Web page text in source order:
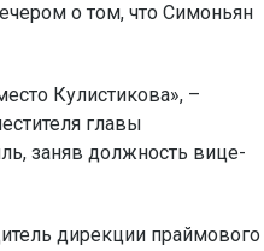
о том, что Симоньян
Кулистикова», –
главы
заняв должность вице-
дирекции праймового